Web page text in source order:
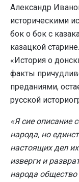
Александр
историческими
бок о бок с
казацкой
«История о
факты
преданиями,
русской
«Я сие описание
народа, но
настоящих дел
изверги и
народа